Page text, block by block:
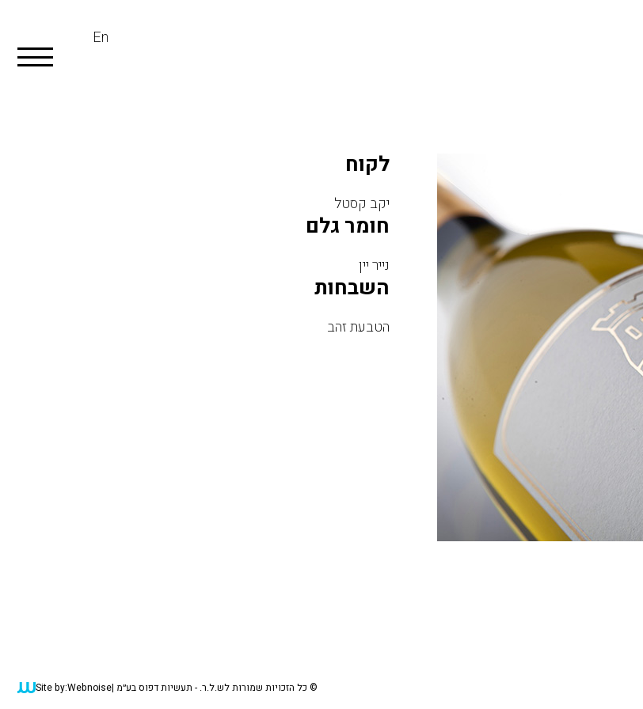
En
לקוח
יקב קסטל
חומר גלם
נייר יין
השבחות
הטבעת זהב
© כל הזכויות שמורות לש.ל.ר. - תעשיות דפוס בע״מ | Site by:Webnoise